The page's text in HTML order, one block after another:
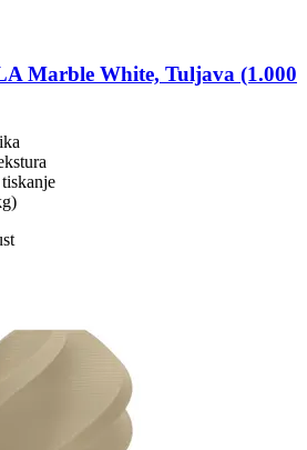
Marble White, Tuljava (1.000